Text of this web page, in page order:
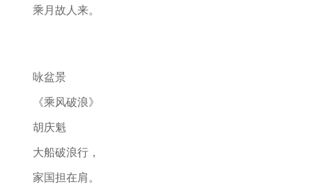
乘月故人来。
咏盆景
《乘风破浪》
胡庆魁
大船破浪行，
家国担在肩。